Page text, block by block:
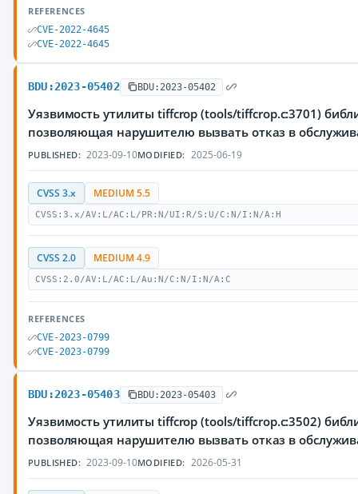
REFERENCES
CVE-2022-4645
CVE-2022-4645
BDU:2023-05402 BDU:2023-05402
Уязвимость утилиты tiffcrop (tools/tiffcrop.c:3701)
позволяющая нарушителю вызвать отказ в
PUBLISHED: 2023-09-10MODIFIED: 2025-06-19
CVSS 3.x MEDIUM 5.5
CVSS:3.x/AV:L/AC:L/PR:N/UI:R/S:U/C:N/I:N/A:H
CVSS 2.0 MEDIUM 4.9
CVSS:2.0/AV:L/AC:L/Au:N/C:N/I:N/A:C
REFERENCES
CVE-2023-0799
CVE-2023-0799
BDU:2023-05403 BDU:2023-05403
Уязвимость утилиты tiffcrop (tools/tiffcrop.c:3502)
позволяющая нарушителю вызвать отказ в
PUBLISHED: 2023-09-10MODIFIED: 2026-05-31